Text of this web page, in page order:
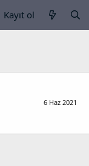
Kayıt ol
6 Haz 2021